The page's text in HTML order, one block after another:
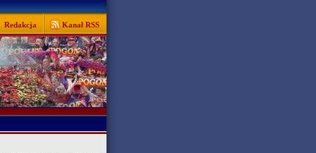
Redakcja Kanał RSS